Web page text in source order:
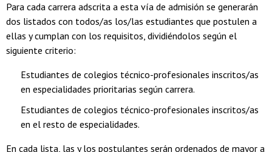
Para cada carrera adscrita a esta vía de admisión se generarán
dos listados con todos/as los/las estudiantes que postulen a
ellas y cumplan con los requisitos, dividiéndolos según el
siguiente criterio:
Estudiantes de colegios técnico-profesionales inscritos/as
en especialidades prioritarias según carrera.
Estudiantes de colegios técnico-profesionales inscritos/as
en el resto de especialidades.
En cada lista, las y los postulantes serán ordenados de mayor a